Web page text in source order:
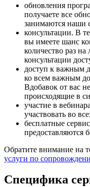
обновления
получаете все
занимаются наши
консультации. В
вы имеете шанс
количество раз
консультации
доступ к важным
ко всем важным
Вдобавок от вас
происходящие в
участие в
участвовать во
бесплатные
предоставляются
Обратите внимание на
услуги по
Специфика